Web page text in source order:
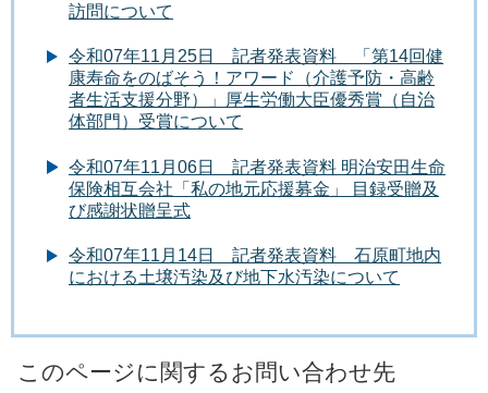
訪問について
令和07年11月25日 記者発表資料 「第14回健
康寿命をのばそう！アワード（介護予防・高齢
者生活支援分野）」厚生労働大臣優秀賞（自治
体部門）受賞について
令和07年11月06日 記者発表資料 明治安田生命
保険相互会社「私の地元応援募金」 目録受贈及
び感謝状贈呈式
令和07年11月14日 記者発表資料 石原町地内
における土壌汚染及び地下水汚染について
このページに関するお問い合わせ先